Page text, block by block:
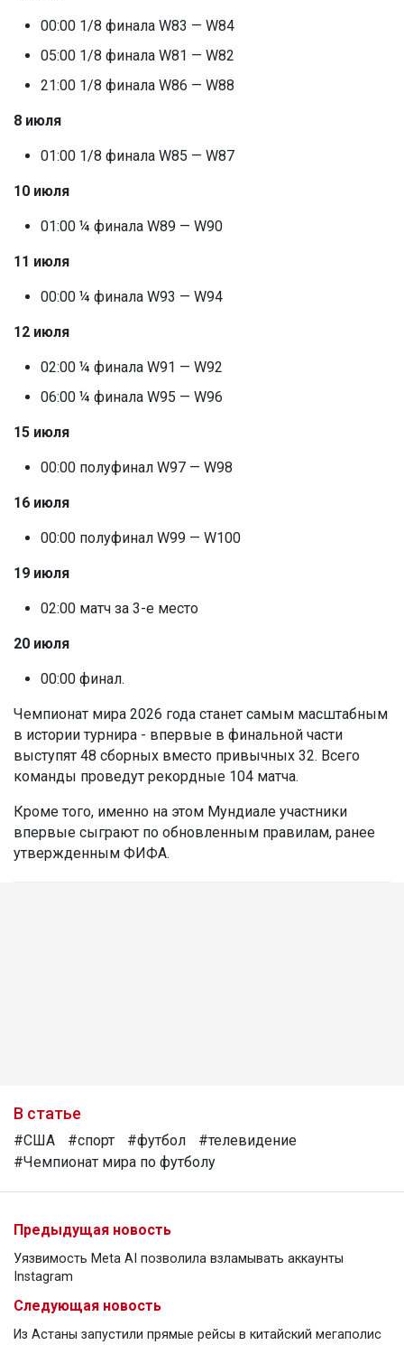
00:00 1/8 финала W83 — W84
05:00 1/8 финала W81 — W82
21:00 1/8 финала W86 — W88
8 июля
01:00 1/8 финала W85 — W87
10 июля
01:00 ¼ финала W89 — W90
11 июля
00:00 ¼ финала W93 — W94
12 июля
02:00 ¼ финала W91 — W92
06:00 ¼ финала W95 — W96
15 июля
00:00 полуфинал W97 — W98
16 июля
00:00 полуфинал W99 — W100
19 июля
02:00 матч за 3-е место
20 июля
00:00 финал.
Чемпионат мира 2026 года станет самым масштабным
в истории турнира - впервые в финальной части
выступят 48 сборных вместо привычных 32. Всего
команды проведут рекордные 104 матча.
Кроме того, именно на этом Мундиале участники
впервые сыграют по обновленным правилам, ранее
утвержденным ФИФА.
В статье
#США #спорт #футбол
#телевидение
#Чемпионат мира по футболу
Предыдущая новость
Уязвимость Meta AI позволила взламывать аккаунты
Instagram
Следующая новость
Из Астаны запустили прямые рейсы в китайский мегаполис